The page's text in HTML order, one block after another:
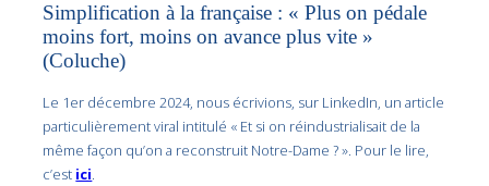
Simplification à la française : « Plus on pédale
moins fort, moins on avance plus vite »
(Coluche)
Le 1er décembre 2024, nous écrivions, sur LinkedIn, un article
particulièrement viral intitulé « Et si on réindustrialisait de la
même façon qu’on a reconstruit Notre-Dame ? ». Pour le lire,
c’est ici.